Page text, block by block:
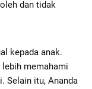
dan tidak
kepada anak.
lebih memahami
Selain itu, Ananda